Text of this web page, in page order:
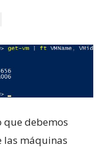
que debemos
las máquinas